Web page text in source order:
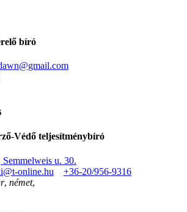
bíró
Védő teljesítménybíró
u. 30.
online.hu
+36-20/956-9316
, német,